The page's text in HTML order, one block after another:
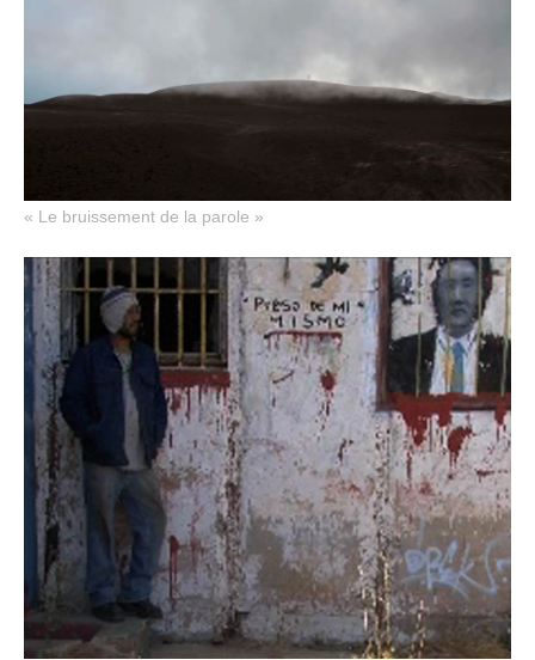
« Le bruissement de la parole »